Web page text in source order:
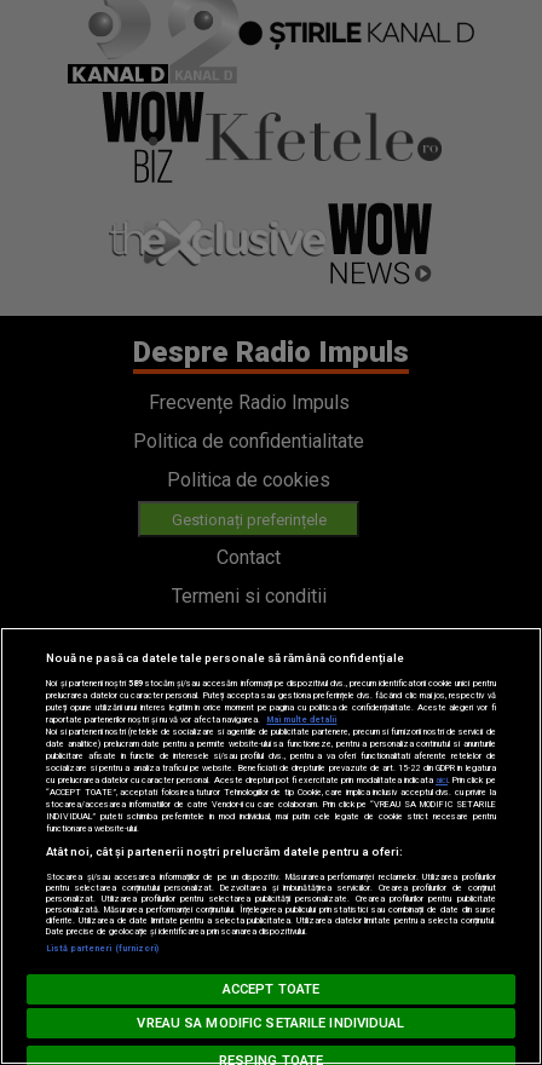
Despre Radio Impuls
Frecvențe Radio Impuls
Politica de confidentialitate
Politica de cookies
Gestionați preferințele
Contact
Termeni si conditii
Cod deontologic
Categorii
Stiri
Emisiuni
Echipa
PODCAST
HOT40
Loading...
MUSIC NON STOP
INNA - Morenito
Nouă ne pasă ca datele tale personale să rămână confidențiale
Noi și partenerii noștri589stocăm și/sau accesăm informații pe dispozitivul dvs., precum identificatorii cookie unici pentru
prelucrarea datelor cu caracter personal. Puteți accepta sau gestiona preferințele dvs. făcând clic mai jos, respectiv vă
puteți opune utilizării unui interes legitim în orice moment pe pagina cu politica de confidențialitate. Aceste alegeri vor fi
raportate partenerilor noștri și nu vă vor afecta navigarea.
Mai multe detalii
Noi si partenerii nostri (retelele de socializare si agentiile de publicitate partenere, precum si furnizorii nostri de servicii de
date analitice) prelucram date pentru a permite website-ului sa functioneze, pentru a personaliza continutul si anunturile
publicitare afisate in functie de interesele si/sau profilul dvs., pentru a va oferi functionalitati aferente retelelor de
socializare si pentru a analiza traficul pe website. Beneficiati de drepturile prevazute de art. 15-22 din GDPR in legatura
cu prelucrarea datelor cu caracter personal. Aceste drepturi pot fi exercitate prin modalitatea indicataaici . Prin click pe
“ACCEPT TOATE”, acceptati folosirea tuturor Tehnologiilor de tip Cookie, care implica inclusiv acceptul dvs. cu privire la
stocarea/accesarea informatiilor de catre Vendor-ii cu care colaboram. Prin click pe “VREAU SA MODIFIC SETARILE
INDIVIDUAL” puteti schimba preferintele in mod individual, mai putin cele legate de cookie strict necesare pentru
functionarea website-ului.
Atât noi, cât și partenerii noștri prelucrăm datele pentru a oferi:
Stocarea și/sau accesarea informațiilor de pe un dispozitiv. Măsurarea performanței reclamelor. Utilizarea profilurilor
pentru selectarea conținutului personalizat. Dezvoltarea și îmbunătățirea serviciilor. Crearea profilurilor de conținut
personalizat. Utilizarea profilurilor pentru selectarea publicității personalizate. Crearea profilurilor pentru publicitate
personalizată. Măsurarea performanței conținutului. Înțelegerea publicului prin statistici sau combinații de date din surse
diferite. Utilizarea de date limitate pentru a selecta publicitatea. Utilizarea datelor limitate pentru a selecta conținutul.
Date precise de geolocație și identificarea prin scanarea dispozitivului.
Listă parteneri (furnizori)
ACCEPT TOATE
RESPING TOATE
VREAU SA MODIFIC SETARILE INDIVIDUAL